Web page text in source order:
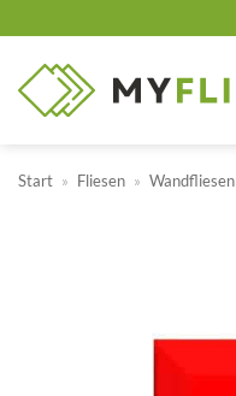
springen
Start » Fliesen » Wandfliesen